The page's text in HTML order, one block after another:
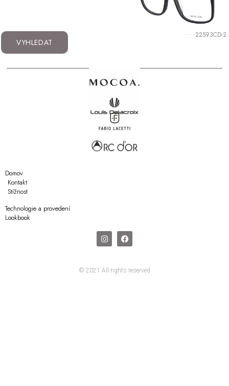
VYHLEDAT
22593CD-2
Domov
Kontakt
Stížnost
Technologie a provedení
Lookbook
© 2021 All rights reserved